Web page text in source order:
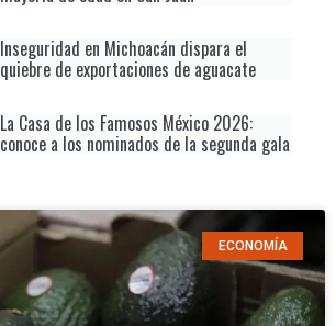
Inseguridad en Michoacán dispara el
quiebre de exportaciones de aguacate
La Casa de los Famosos México 2026:
conoce a los nominados de la segunda gala
ECONOMÍA